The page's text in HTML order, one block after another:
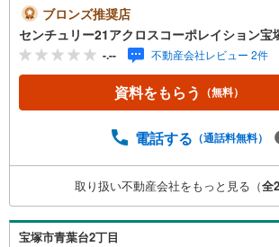
津線「逆瀬川」駅へ徒歩約5分と、通勤
利。＝＝＝＝＝センチュリー21アクロ
徴＝＝＝＝＝＝■センチュリー21グルー
（1997年～2024年兵庫地区仲介実績
丹・宝塚にて8店舗展開中。阪神間で
お任せ下さい■お客様駐車場、キッズ
大歓迎です。 お子様連れでもご安心
新築戸建や、1000万円台の中古マン
を取り扱っています。Yahoo！不動産
件もご紹介できます。お気軽にお問合
ームページへは「C21アクロス」で検
ブロンズ推奨店
センチュリー21アクロスコーポレイション宝
-.-- 不動産会社レビュー 2件
資料をもらう （無料）
電話する （通話料無料）
取り扱い不動産会社をもっと見る（全2
宝塚市青葉台2丁目